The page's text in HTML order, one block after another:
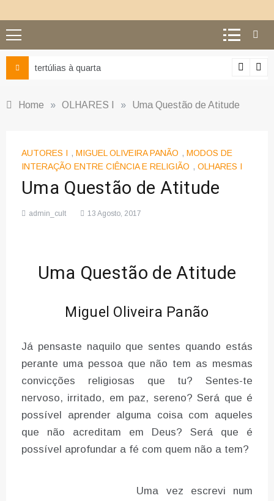
Ciência e religião: como superar
Home » OLHARES I » Uma Questão de Atitude
AUTORES I , MIGUEL OLIVEIRA PANÃO , MODOS DE
INTERAÇÃO ENTRE CIÊNCIA E RELIGIÃO , OLHARES I
Uma Questão de Atitude
admin_cult 13 Agosto, 2017
Uma Questão de Atitude
Miguel Oliveira Panão
Já pensaste naquilo que sentes quando estás
perante uma pessoa que não tem as mesmas
convicções religiosas que tu? Sentes-te
nervoso, irritado, em paz, sereno? Será que é
possível aprender alguma coisa com aqueles
que não acreditam em Deus? Será que é
possível aprofundar a fé com quem não a tem?
Uma vez escrevi num